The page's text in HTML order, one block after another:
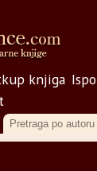
knjiga